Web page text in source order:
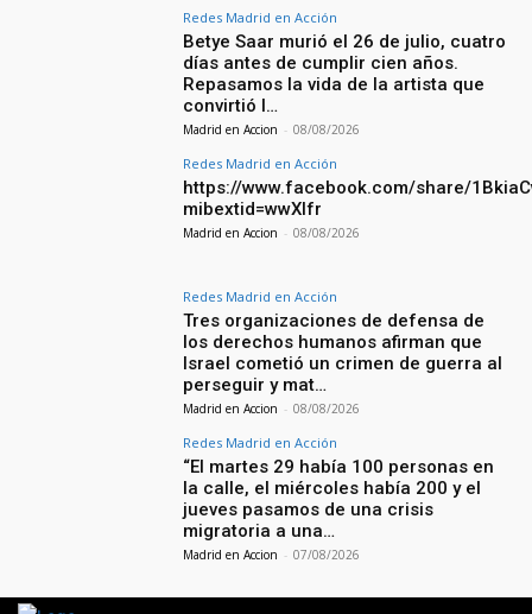
Redes Madrid en Acción
Betye Saar murió el 26 de julio, cuatro
días antes de cumplir cien años.
Repasamos la vida de la artista que
convirtió l…
Madrid en Accion - 08/08/2026
Redes Madrid en Acción
https://www.facebook.com/share/
mibextid=wwXIfr
Madrid en Accion - 08/08/2026
Redes Madrid en Acción
Tres organizaciones de defensa de
los derechos humanos afirman que
Israel cometió un crimen de guerra al
perseguir y mat…
Madrid en Accion - 08/08/2026
Redes Madrid en Acción
“El martes 29 había 100 personas en
la calle, el miércoles había 200 y el
jueves pasamos de una crisis
migratoria a una…
Madrid en Accion - 07/08/2026